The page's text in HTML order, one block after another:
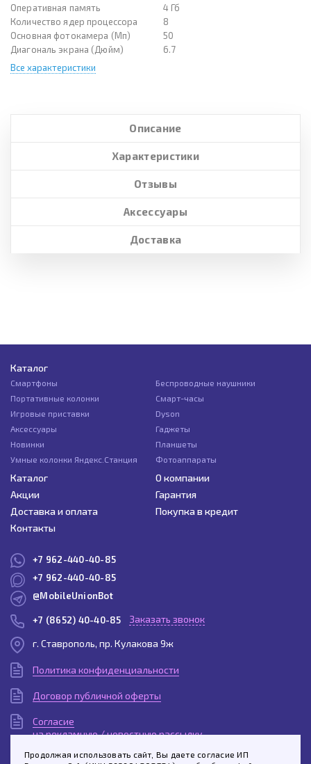
Продолжая использовать сайт, Вы даете согласие ИП
Оперативная память
4 Гб
Количество ядер процессора
8
Основная фотокамера (Мп)
50
Диагональ экрана (Дюйм)
6.7
Все характеристики
Описание
Характеристики
Отзывы
Аксессуары
Доставка
Каталог
Смартфоны
Беспроводные наушники
Портативные колонки
Смарт-часы
Игровые приставки
Dyson
Аксессуары
Гаджеты
Новинки
Планшеты
Умные колонки Яндекс.Станция
Фотоаппараты
Каталог
О компании
Акции
Гарантия
Доставка и оплата
Покупка в кредит
Контакты
+7 962-440-40-85
+7 962-440-40-85
@MobileUnionBot
+7 (8652) 40-40-85 Заказать звонок
г. Ставрополь, пр. Кулакова 9ж
Политика конфиденциальности
Договор публичной оферты
Согласие
на рекламную / новостную рассылку
Согласие